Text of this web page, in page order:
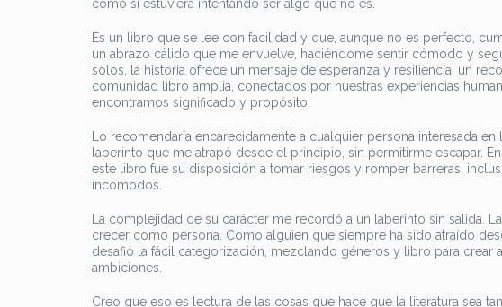
como si estuviera intentando ser algo que no es.
Es un libro que se lee con facilidad y que, aunque no es perfecto,
un abrazo cálido que me envuelve, haciéndome sentir cómodo y
solos, la historia ofrece un mensaje de esperanza y resiliencia, un
comunidad libro amplia, conectados por nuestras experiencias
encontramos significado y propósito.
Lo recomendaría encarecidamente a cualquier persona interesada
laberinto que me atrapó desde el principio, sin permitirme escapar.
este libro fue su disposición a tomar riesgos y romper barreras,
incómodos.
La complejidad de su carácter me recordó a un laberinto sin salida.
crecer como persona. Como alguien que siempre ha sido atraído
desafió la fácil categorización, mezclando géneros y libro para
ambiciones.
Creo que eso es lectura de las cosas que hace que la literatura sea